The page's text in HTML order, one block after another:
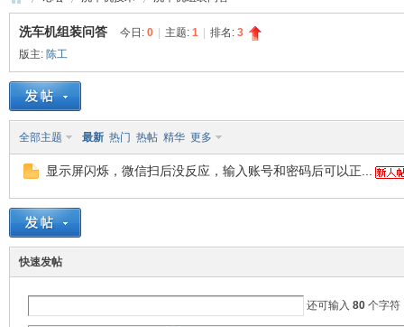
宇
脉
» › ›
洗车机组装问答 今日: 0 主题: 1 排名: 3
版主: 陈工
全部主题 最新 热门 热帖 精华 更多
显示屏闪烁，微信扫后没反应，输入账号和密码后可以正...
快速发帖
还可输入 80个字符